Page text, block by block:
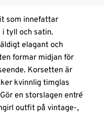
som innefattar
tyll och satin.
elagant och
formar midjan för
Korsetten är
kvinnlig timglas
en storslagen entré
outfit på vintage-,